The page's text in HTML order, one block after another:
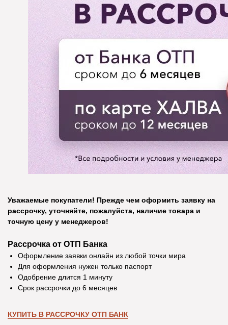
Уважаемые покупатели! Прежде чем оформить заявку на
рассрочку, уточняйте, пожалуйста, наличие товара и
точную цену у менеджеров!
Рассрочка от ОТП Банка
Оформление заявки онлайн из любой точки мира
Для оформления нужен только паспорт
Одобрение длится 1 минуту
Срок рассрочки до 6 месяцев
КУПИТЬ В РАССРОЧКУ ОТП БАНК
Отзывы